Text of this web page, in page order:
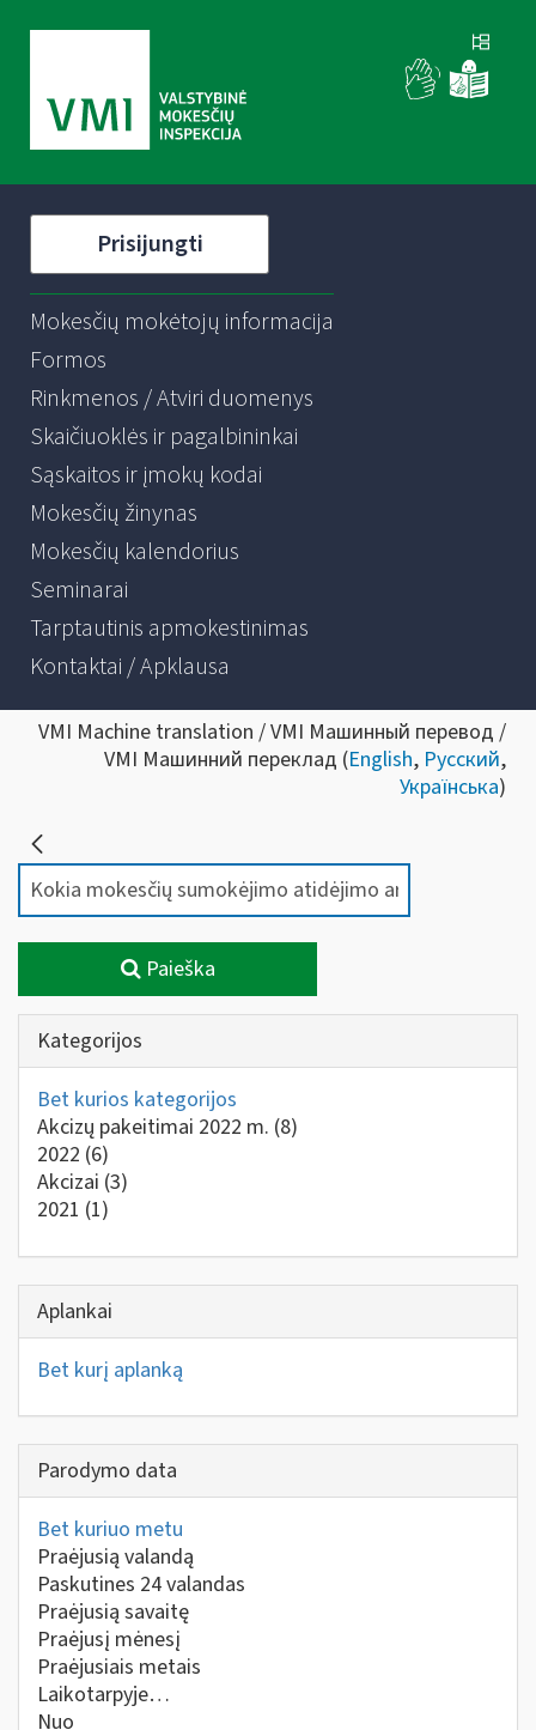
Prisijungti
Mokesčių mokėtojų informacija
Formos
Rinkmenos / Atviri duomenys
Skaičiuoklės ir pagalbininkai
Sąskaitos ir įmokų kodai
Mokesčių žinynas
Mokesčių kalendorius
Seminarai
Tarptautinis apmokestinimas
Kontaktai / Apklausa
VMI Machine translation / VMI Машинный перевод /
VMI Машинний переклад (English, Русский,
Українська)
Paieška
Kategorijos
Bet kurios kategorijos
Akcizų pakeitimai 2022 m. (8)
2022 (6)
Akcizai (3)
2021 (1)
Aplankai
Bet kurį aplanką
Parodymo data
Bet kuriuo metu
Praėjusią valandą
Paskutines 24 valandas
Praėjusią savaitę
Praėjusį mėnesį
Praėjusiais metais
Laikotarpyje…
Nuo